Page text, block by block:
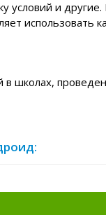
условий и
использовать
школах,